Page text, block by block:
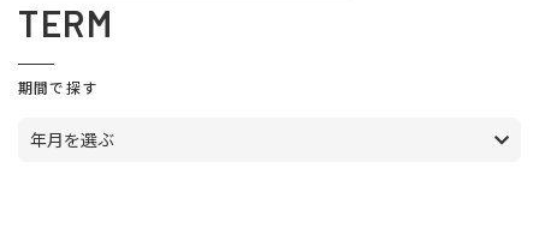
TERM
期間で探す
年月を選ぶ